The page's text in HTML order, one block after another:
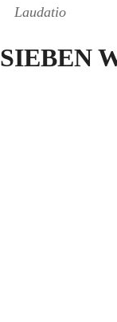
Laudatio
SIEBEN